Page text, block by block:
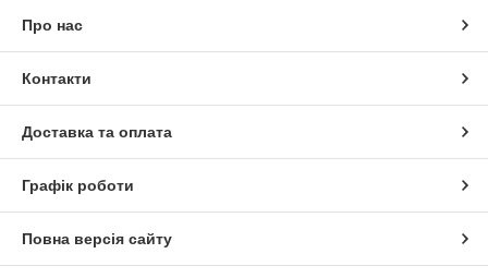
Про нас
Контакти
Доставка та оплата
Графік роботи
Повна версія сайту